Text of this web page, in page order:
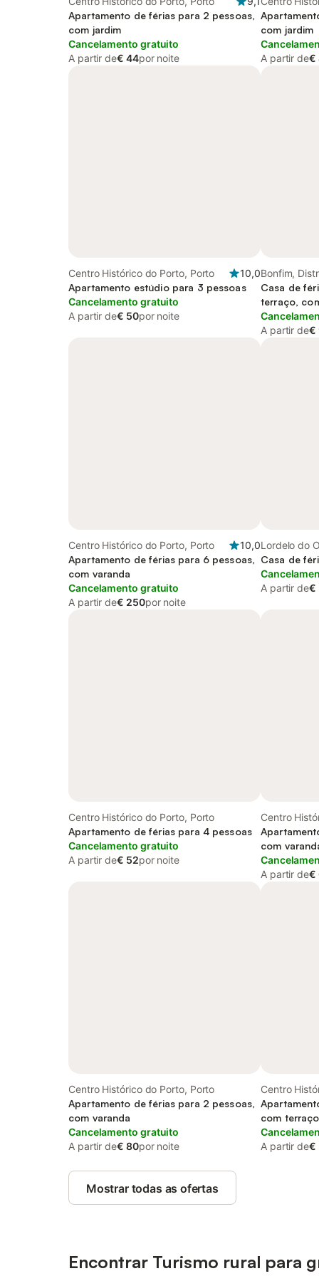
Apartamento de férias para 2 pessoas,
com jardim
Cancelamento gratuito
A partir de€ 44por noite
com jardim
A partir de€
Centro Histórico do Porto, Porto
10,0
Apartamento estúdio para 3 pessoas
Cancelamento gratuito
A partir de€ 50por noite
Bonfim,
Casa de
terraço,
A partir de€
Centro Histórico do Porto, Porto
10,0
Apartamento de férias para 6 pessoas,
com varanda
Cancelamento gratuito
A partir de€ 250por noite
Lordelo do
Distrito do
Casa de
A partir de€
Centro Histórico do Porto, Porto
Apartamento de férias para 4 pessoas
Cancelamento gratuito
A partir de€ 52por noite
Centro
com
A partir de€
Centro Histórico do Porto, Porto
Apartamento de férias para 2 pessoas,
com varanda
Cancelamento gratuito
A partir de€ 80por noite
Centro
com terraço
A partir de€
Mostrar todas as ofertas
Encontrar Turismo rural para